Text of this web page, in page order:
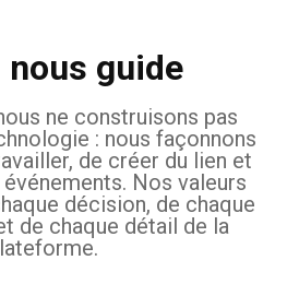
nous guide
ne construisons pas
: nous façonnons
de créer du lien et
Nos valeurs
décision, de chaque
de chaque détail de la